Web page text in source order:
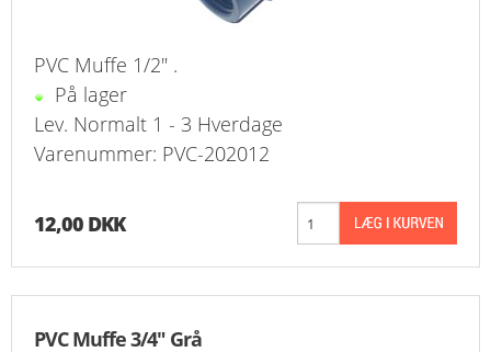
TILBUD
PROFIL
SØGNING
PVC Muffe 1/2" .
På lager
Lev. Normalt 1 - 3 Hverdage
Varenummer: PVC-202012
12,00 DKK
PVC Muffe 3/4" Grå